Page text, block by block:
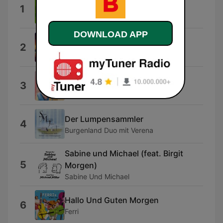
1 Da bin ich Daheim
2
3 Woats d’hoid
Reini Bieber
4 Der Lumpensammler
Burgenland Duo mit Verena
5
Sabine und Michael (feat. Birgit
Morgen)
Sabine Und Michael
6 Hallo Und Guten Morgen
Ferri
DOWNLOAD APP